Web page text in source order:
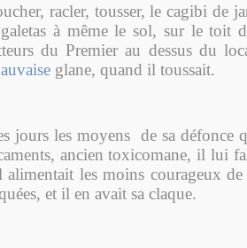
racler, tousser, le cagibi de
à même le sol, sur le toit
du Premier au dessus du
glane, quand il toussait.
jours les moyens de sa défonce
ancien toxicomane, il lui
les moins courageux
et il en avait sa claque.